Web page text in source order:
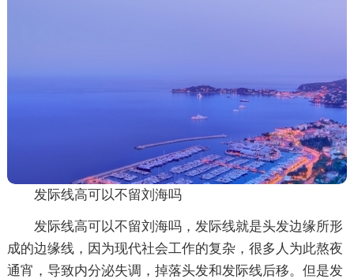
发际线高可以不留刘海吗
发际线高可以不留刘海吗，发际线就是头发边缘所形
成的边缘线，因为现代社会工作的复杂，很多人为此熬夜
通宵，导致内分泌失调，掉落头发和发际线后移。但是发